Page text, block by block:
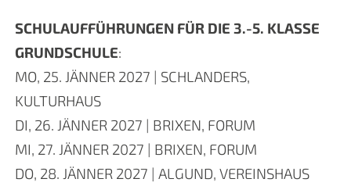
SCHULAUFFÜHRUNGEN FÜR DIE 3.-5. KLASSE
GRUNDSCHULE:
MO, 25. JÄNNER 2027 | SCHLANDERS,
KULTURHAUS
DI, 26. JÄNNER 2027 | BRIXEN, FORUM
MI, 27. JÄNNER 2027 | BRIXEN, FORUM
DO, 28. JÄNNER 2027 | ALGUND, VEREINSHAUS